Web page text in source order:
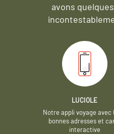
avons
LUCIOLE
Notre appli voyage avec
bonnes adresses et
interactive